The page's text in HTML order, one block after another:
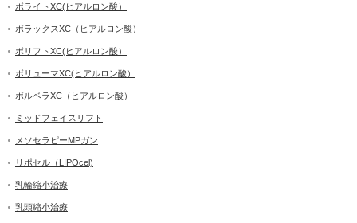
ボライトXC(ヒアルロン酸）
ボラックスXC（ヒアルロン酸）
ボリフトXC(ヒアルロン酸）
ボリューマXC(ヒアルロン酸）
ボルベラXC（ヒアルロン酸）
ミッドフェイスリフト
メソセラピーMPガン
リポセル（LIPOcel)
乳輪縮小治療
乳頭縮小治療